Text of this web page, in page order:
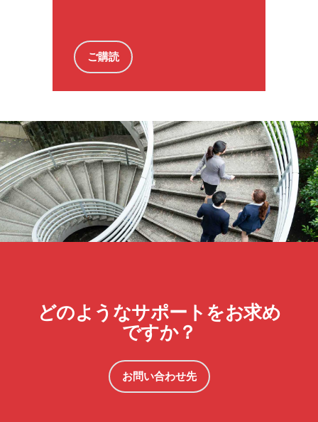
ご購読
どのようなサポートをお求め
ですか？
お問い合わせ先